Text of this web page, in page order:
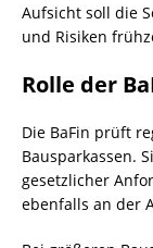
Aufsicht soll die
und Risiken
Rolle der
Die BaFin prüft
Bausparkassen.
gesetzlicher
ebenfalls an der